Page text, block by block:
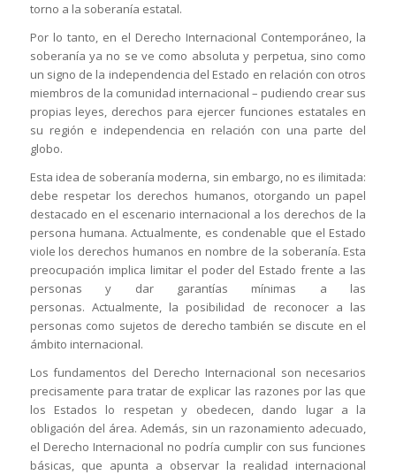
torno a la soberanía estatal.
Por lo tanto, en el Derecho Internacional Contemporáneo, la
soberanía ya no se ve como absoluta y perpetua, sino como
un signo de la independencia del Estado en relación con otros
miembros de la comunidad internacional – pudiendo crear sus
propias leyes, derechos para ejercer funciones estatales en
su región e independencia en relación con una parte del
globo.
Esta idea de soberanía moderna, sin embargo, no es ilimitada:
debe respetar los derechos humanos, otorgando un papel
destacado en el escenario internacional a los derechos de la
persona humana. Actualmente, es condenable que el Estado
viole los derechos humanos en nombre de la soberanía. Esta
preocupación implica limitar el poder del Estado frente a las
personas y dar garantías mínimas a las
personas. Actualmente, la posibilidad de reconocer a las
personas como sujetos de derecho también se discute en el
ámbito internacional.
Los fundamentos del Derecho Internacional son necesarios
precisamente para tratar de explicar las razones por las que
los Estados lo respetan y obedecen, dando lugar a la
obligación del área. Además, sin un razonamiento adecuado,
el Derecho Internacional no podría cumplir con sus funciones
básicas, que apunta a observar la realidad internacional